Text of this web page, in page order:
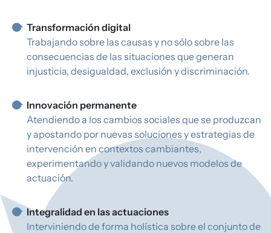
Transformación digital
Trabajando sobre las causas y no sólo sobre las
consecuencias de las situaciones que generan
injusticia, desigualdad, exclusión y discriminación.
Innovación permanente
Atendiendo a los cambios sociales que se produzcan
y apostando por nuevas soluciones y estrategias de
intervención en contextos cambiantes,
experimentando y validando nuevos modelos de
actuación.
Integralidad en las actuaciones
Interviniendo de forma holística sobre el conjunto de